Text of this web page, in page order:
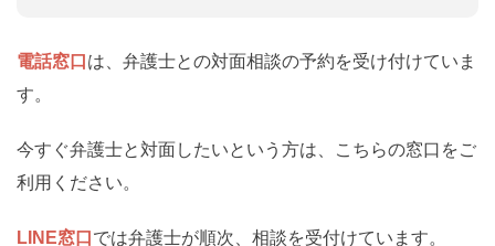
電話窓口 は、弁護士との対面相談の予約を受け付けていま
す。
今すぐ弁護士と対面したいという方は、こちらの窓口をご
利用ください。
LINE窓口 では弁護士が順次、相談を受付けています。